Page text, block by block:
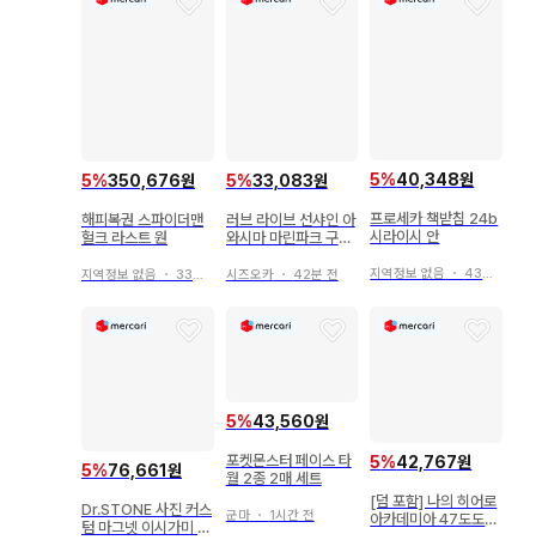
5%350,676원
해피복권 스파이더맨
헐크 라스트 원
지역정보 없음 ・ 33분 전
5%33,083원
러브 라이브 선샤인 아
와시마 마린파크 구독
시즈오카・ 42분 전
5%40,348원
프로세카 책받침 24b
시라이시 안
지역정보 없음 ・ 43분 전
5%76,661원
Dr.STONE 사진 커스
텀 마그넷 이시가미 센
5%43,560원
포켓몬스터 페이스 타
월 2종 2매 세트
군마・ 1시간 전
5%42,767원
[덤 포함] 나의 히어로
아카데미아 47도도부